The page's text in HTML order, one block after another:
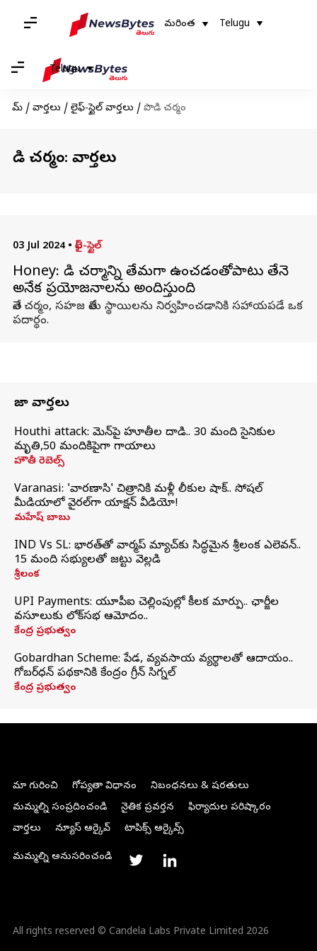
మరింత Telugu
Telugu
హోమ్ / వార్తలు / లైఫ్-స్టైల్ వార్తలు / పొడి చర్మం
పొడి చర్మం: వార్తలు
03 Jul 2024 • లైఫ్-స్టైల్
Honey: పొడి చర్మాన్ని తేమగా ఉంచడంతోపాటు తేనె
అనేక ప్రయోజనాలను అందిస్తుంది
తేనె చర్మం, సహజ తేమ స్థాయిలను నిర్వహించడానికి సహాయపడే ఒక
పదార్థం.
తాజా వార్తలు
Houthi attack: యెమెన్‌పై హూతీల దాడి.. 30 మంది సైనికుల
మృతి,50 మందికిపైగా గాయాలు
హౌతీ రెబెల్స్
Varanasi: 'వారణాసి' చిత్రానికి మళ్లీ లీకుల షాక్.. సోషల్
మీడియాలో వైరల్‌గా యాక్షన్ వీడియో!
మహేష్ బాబు
IND Vs SL: భారత్‌తో వార్మప్‌ మ్యాచ్‌కు సిద్ధమైన శ్రీలంక ఎలెవన్..
15 మంది సభ్యులతో జట్టు వెల్లడి
శ్రీలంక
UPI Payments: యూపీఐ చెల్లింపుల్లో కీలక మార్పు.. ఛార్జీల
వసూలుకు లోక్‌సభ ఆమోదం..
కేంద్ర ప్రభుత్వం
Gobardhan Scheme: పేడ, వ్యవసాయ వ్యర్థాలతో ఆదాయం..
గోబర్‌ధన్ పథకానికి కేంద్రం గ్రీన్ సిగ్నల్
కేంద్ర ప్రభుత్వం
మా గురించి గోప్యతా విధానం
నిబంధనలు & షరతులు
మమ్మల్ని సంప్రదించండి
నైతిక ప్రవర్తన
ఫిర్యాదుల పరిష్కారం
వార్తలు
న్యూస్ ఆర్కైవ్ టాపిక్స్ ఆర్కైవ్స్
మమ్మల్ని అనుసరించండి
All rights reserved © Candela Labs Private Limited 2026